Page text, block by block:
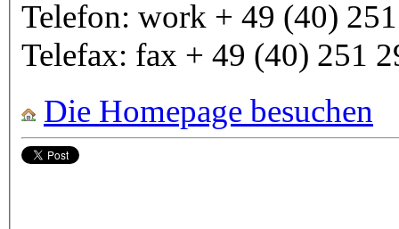
Telefon: work + 49 (40)
Telefax: fax + 49 (40) 251
Die Homepage besuchen